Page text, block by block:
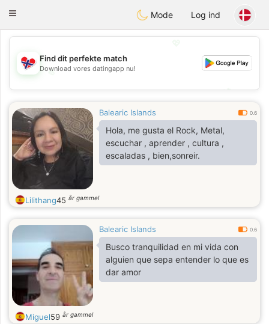
EkteNordmenn
Toggle
Mode Log ind
💖
💕
Find dit perfekte match
Download vores datingapp nu!
Balearic Islands 0.6
Hola, me gusta el Rock, Metal,
escuchar , aprender , cultura ,
escaladas , bien,sonreir.
Lilithang45 år gammel
Balearic Islands 0.6
Busco tranquilidad en mi vida con
alguien que sepa entender lo que es
dar amor
Miguel59 år gammel